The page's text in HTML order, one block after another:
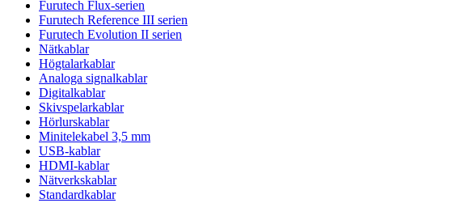
Furutech Flux-serien
Furutech Reference III serien
Furutech Evolution II serien
Nätkablar
Högtalarkablar
Analoga signalkablar
Digitalkablar
Skivspelarkablar
Hörlurskablar
Minitelekabel 3,5 mm
USB-kablar
HDMI-kablar
Nätverkskablar
Standardkablar